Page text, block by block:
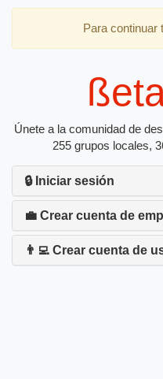
Para continuar
Únete a la comunidad de
255 grupos locales,
🔒 Iniciar sesión
💼 Crear cuenta de
👨‍💻 Crear cuenta de